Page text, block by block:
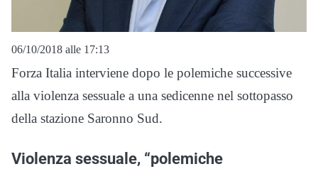
06/10/2018 alle 17:13
Forza Italia interviene dopo le polemiche successive
alla violenza sessuale a una sedicenne nel sottopasso
della stazione Saronno Sud.
Violenza sessuale, “polemiche